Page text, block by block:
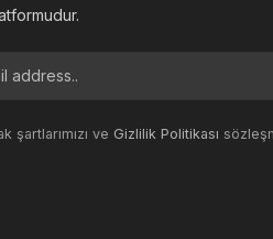
şartlarımızı ve Gizlilik Politikası